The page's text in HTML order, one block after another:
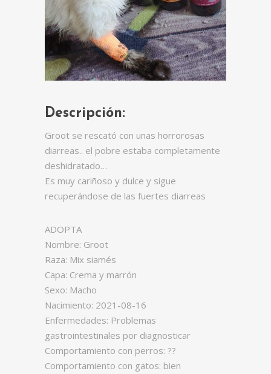
Descripción:
Groot se rescató con unas horrorosas
diarreas.. el pobre estaba completamente
deshidratado…
Es muy cariñoso y dulce y sigue
recuperándose de las fuertes diarreas
ADOPTA
Nombre: Groot
Raza: Mix siamés
Capa: Crema y marrón
Sexo: Macho
Nacimiento: 2021-08-16
Enfermedades: Problemas
gastrointestinales por diagnosticar
Comportamiento con perros: ??
Comportamiento con gatos: bien